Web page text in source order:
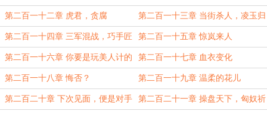
久
第二百一十二章 虎君，贪腐 第二百一十三章 当街杀人，凌玉归
来
第二百一十四章 三军混战，巧手匠
心
第二百一十五章 惊岚来人
第二百一十六章 你要是玩美人计的
话，我可要中招了
第二百一十七章 血衣变化
第二百一十八章 悔否？ 第二百一十九章 温柔的花儿
第二百二十章 下次见面，便是对手 第二百二十一章 操盘天下，匈奴祈